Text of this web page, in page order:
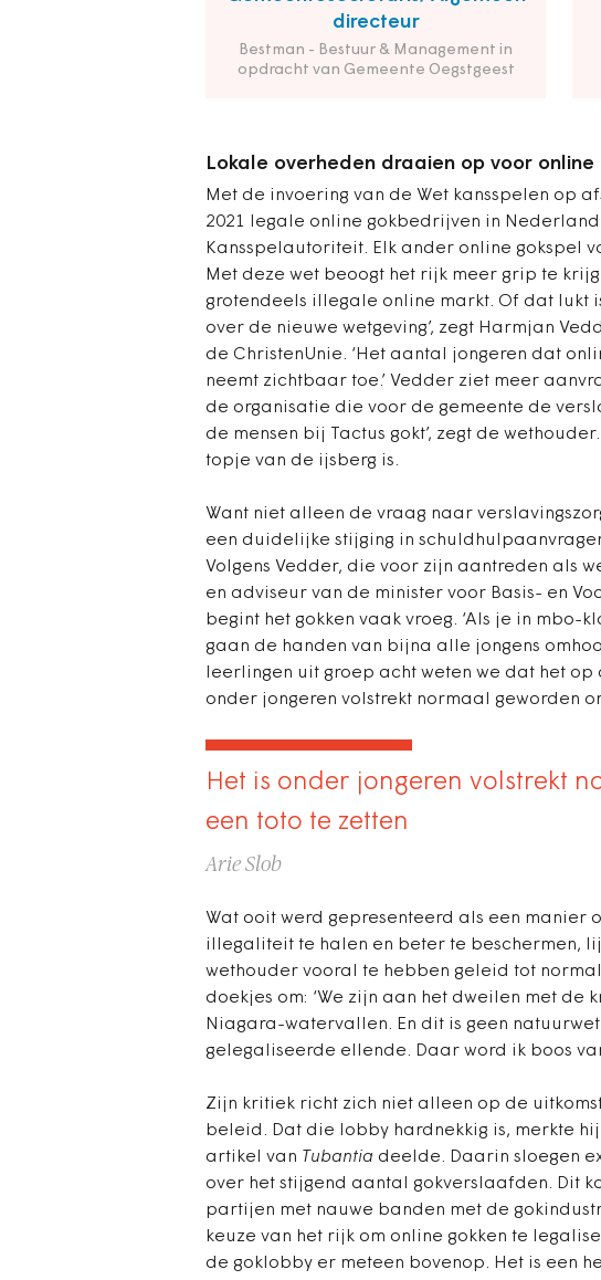
directeur
Bestman - Bestuur & Management in
opdracht van Gemeente Oegstgeest
Lokale overheden draaien op voor online
Met de invoering van de Wet kansspelen op
2021 legale online gokbedrijven in
Kansspelautoriteit. Elk ander online gokspel
Met deze wet beoogt het rijk meer grip te
grotendeels illegale online markt. Of dat lukt
over de nieuwe wetgeving’, zegt Harmjan
de ChristenUnie. ‘Het aantal jongeren dat
neemt zichtbaar toe.’ Vedder ziet meer
de organisatie die voor de gemeente de
de mensen bij Tactus gokt’, zegt de
topje van de ijsberg is.
Want niet alleen de vraag naar
een duidelijke stijging in
Volgens Vedder, die voor zijn aantreden als
en adviseur van de minister voor Basis- en
begint het gokken vaak vroeg. ‘Als je in mbo-
gaan de handen van bijna alle jongens
leerlingen uit groep acht weten we dat het
onder jongeren volstrekt normaal geworden
Het is onder jongeren volstrekt
een toto te zetten
Arie Slob
Wat ooit werd gepresenteerd als een manier
illegaliteit te halen en beter te beschermen,
wethouder vooral te hebben geleid tot
doekjes om: ‘We zijn aan het dweilen met
Niagara-watervallen. En dit is geen
gelegaliseerde ellende. Daar word ik boos
Zijn kritiek richt zich niet alleen op de
beleid. Dat die lobby hardnekkig is, merkte
artikel van Tubantia deelde. Daarin sloegen
over het stijgend aantal gokverslaafden. Dit
partijen met nauwe banden met de
keuze van het rijk om online gokken te
de goklobby er meteen bovenop. Het is een